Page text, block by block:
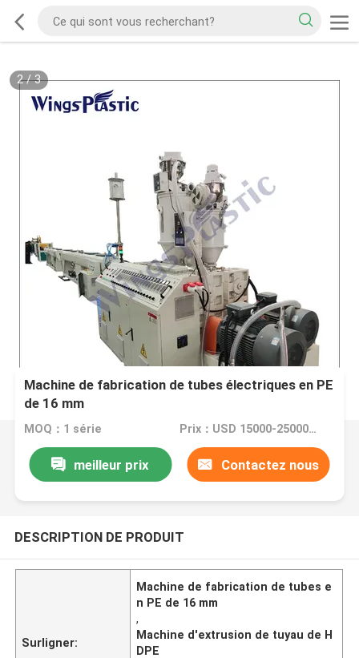
2/3
Machine de fabrication de tubes électriques en PE
de 16 mm
MOQ：1 série Prix：USD 15000-25000 per set
meilleur prix Contactez nous
DESCRIPTION DE PRODUIT
Surligner:
Machine de fabrication de tubes e
n PE de 16 mm
,
Machine d'extrusion de tuyau de H
DPE